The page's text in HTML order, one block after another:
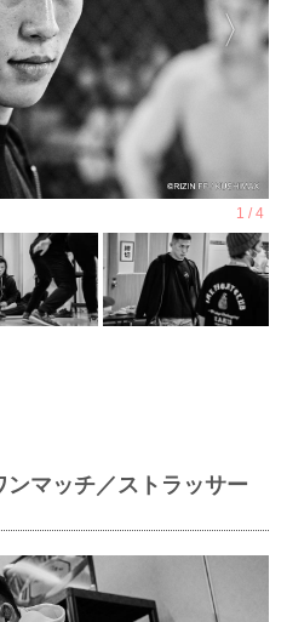
マッチ／ストラッサー